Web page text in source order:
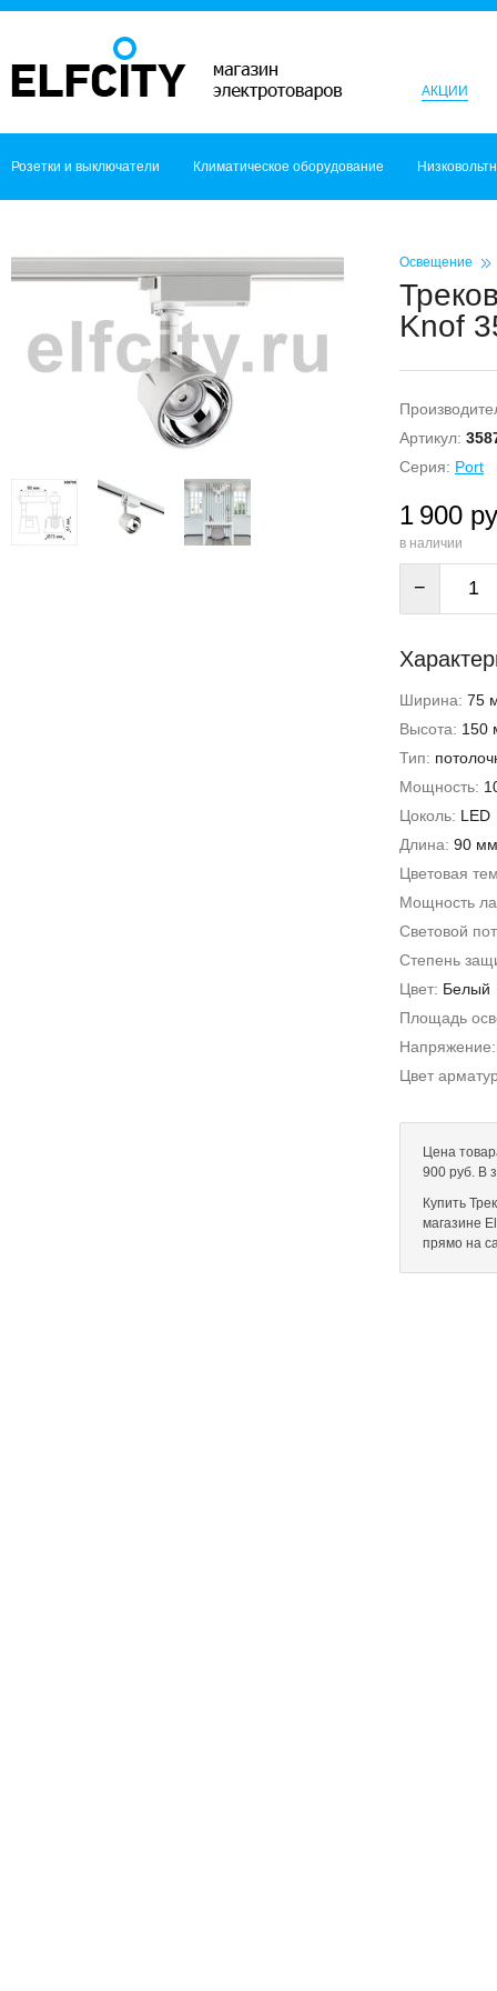
АКЦИИ
Розетки и выключатели Климатическое оборудование
Освещение
Knof
Артикул:
Серия: Port
1 900
в наличии
−
Ширина: 75
Высота: 150
Тип:
Мощность:
Цоколь: LED
Длина: 90 мм
Цветовая
Мощность
Световой
Степень
Цвет: Белый
Площадь
Цвет
Цена
900 руб. В
Купить
магазине
прямо на